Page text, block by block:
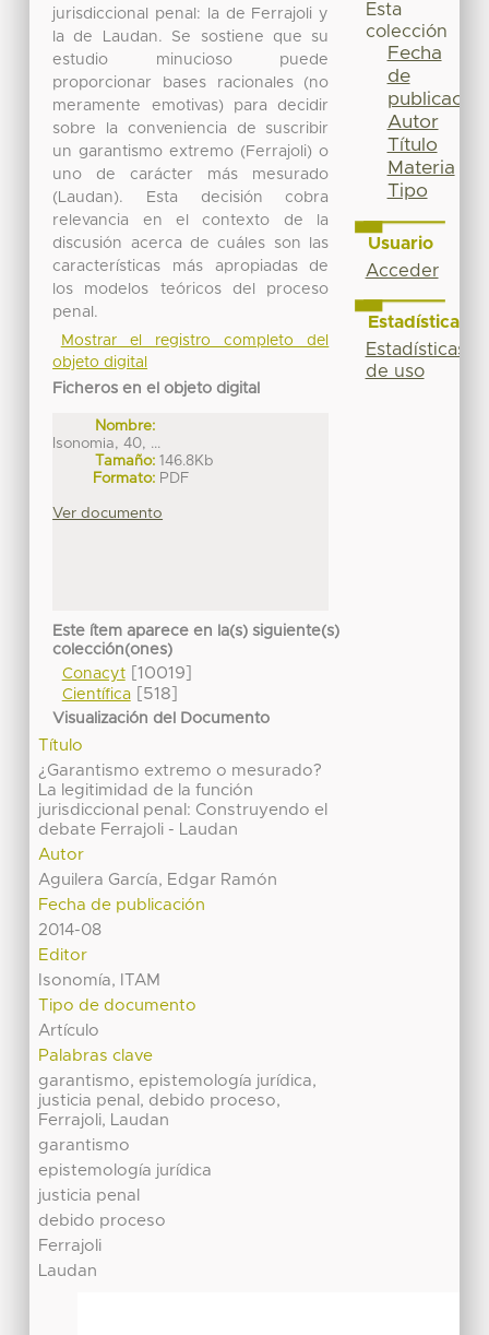
jurisdiccional penal: la de Ferrajoli y
la de Laudan. Se sostiene que su
estudio minucioso puede
proporcionar bases racionales (no
meramente emotivas) para decidir
sobre la conveniencia de suscribir
un garantismo extremo (Ferrajoli) o
uno de carácter más mesurado
(Laudan). Esta decisión cobra
relevancia en el contexto de la
discusión acerca de cuáles son las
características más apropiadas de
los modelos teóricos del proceso
penal.
Mostrar el registro completo del
objeto digital
Ficheros en el objeto digital
Nombre:
Isonomia, 40, ...
Tamaño: 146.8Kb
Formato: PDF
Ver documento
Este ítem aparece en la(s) siguiente(s)
colección(ones)
Conacyt[10019]
Científica[518]
Visualización del Documento
Título
¿Garantismo extremo o mesurado?
La legitimidad de la función
jurisdiccional penal: Construyendo el
debate Ferrajoli - Laudan
Autor
Aguilera García, Edgar Ramón
Fecha de publicación
2014-08
Editor
Isonomía, ITAM
Tipo de documento
Artículo
Palabras clave
garantismo, epistemología jurídica,
justicia penal, debido proceso,
Ferrajoli, Laudan
garantismo
epistemología jurídica
justicia penal
debido proceso
Ferrajoli
Laudan
Esta
colección
Fecha
de
publicación
Autor
Título
Materia
Tipo
Usuario
Acceder
Estadísticas
Estadísticas
de uso